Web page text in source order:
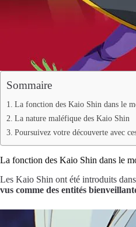
Sommaire
La fonction des Kaio Shin dans le
La nature maléfique des Kaio Shin
Poursuivez votre découverte avec
La fonction des Kaio Shin dans le
Les Kaio Shin ont été introduits dans
vus comme des entités